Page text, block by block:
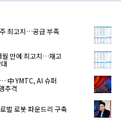
최고치…공급 부족
월 만에 최고치…재고
中 YMTC, AI 슈퍼
추격
벌 로봇 파운드리 구축